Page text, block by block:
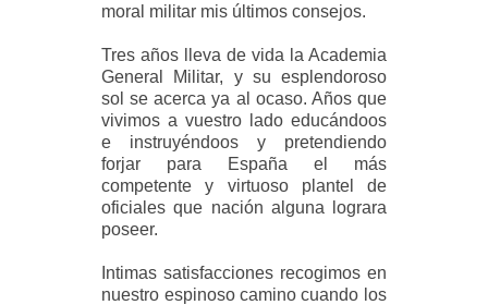
moral militar mis últimos consejos.
Tres años lleva de vida la Academia
General Militar, y su esplendoroso
sol se acerca ya al ocaso. Años que
vivimos a vuestro lado educándoos
e instruyéndoos y pretendiendo
forjar para España el más
competente y virtuoso plantel de
oficiales que nación alguna lograra
poseer.
Intimas satisfacciones recogimos en
nuestro espinoso camino cuando los